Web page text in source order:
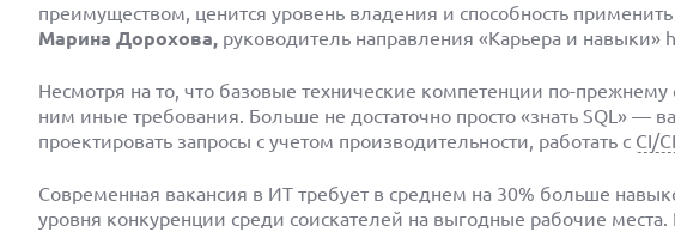
преимуществом, ценится уровень владения и способность
Марина Дорохова, руководитель направления «Карьера и навыки»
Несмотря на то, что базовые технические компетенции по-
ним иные требования. Больше не достаточно просто «знать SQL» —
проектировать запросы с учетом производительности, работать с CI/
Современная вакансия в ИТ требует в среднем на 30% больше
уровня конкуренции среди соискателей на выгодные рабочие